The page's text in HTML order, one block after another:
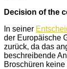
Decision of the
In seiner
der Europäische
zurück, da das
beschreibende
Broschüren